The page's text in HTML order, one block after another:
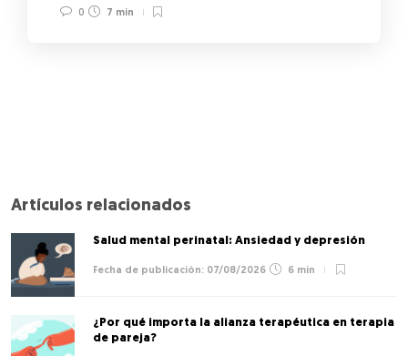
0
7 min
Artículos relacionados
Salud mental perinatal: Ansiedad y depresión
07/08/2026 6 min
¿Por qué importa la alianza terapéutica en terapia
de pareja?